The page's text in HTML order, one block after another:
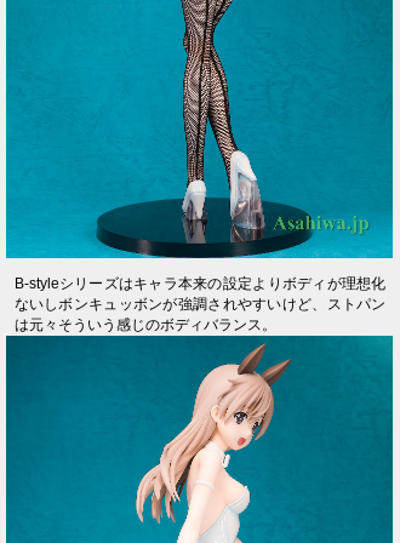
B-styleシリーズはキャラ本来の設定よりボディが理想化
ないしボンキュッボンが強調されやすいけど、ストパン
は元々そういう感じのボディバランス。